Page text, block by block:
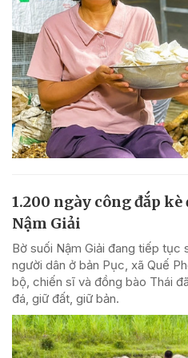
1.200 ngày công đắp
Nậm Giải
Bờ suối Nậm Giải đang tiếp
người dân ở bản Pục, xã Quế
bộ, chiến sĩ và đồng bào Thái
đá, giữ đất, giữ bản.